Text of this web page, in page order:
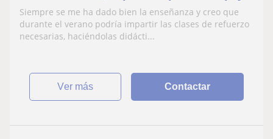
de cualquier materia a niños que lo
necesiten
Siempre se me ha dado bien la enseñanza y creo que
durante el verano podría impartir las clases de refuerzo
necesarias, haciéndolas didácti...
ver más Contactar